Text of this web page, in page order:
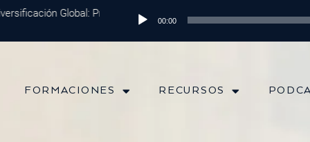
Global: Protege tu Dinero y Maximiza tus Inversiones
Reproductor
00:00
FORMACIONES RECURSOS